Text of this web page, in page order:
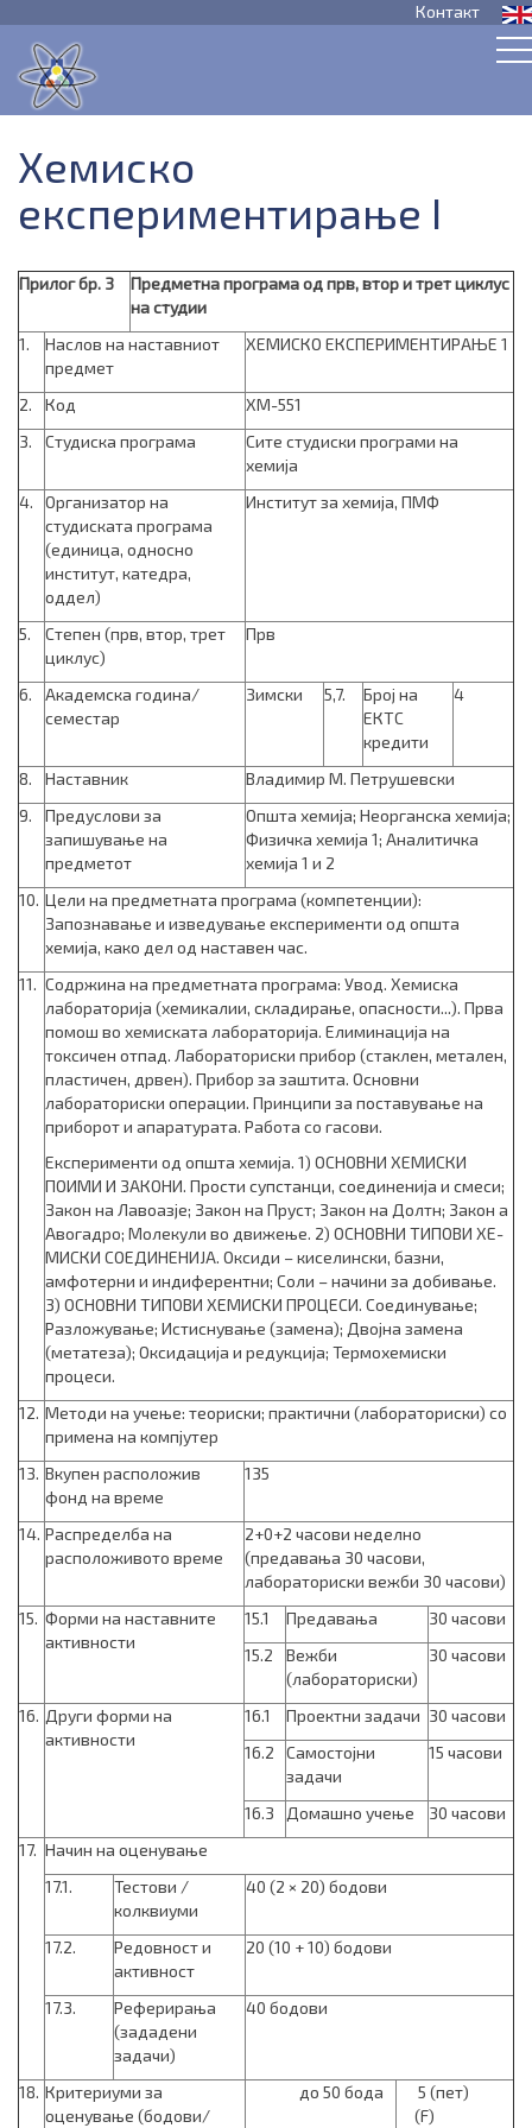
Контакт
Хемиско
експериментирање I
Прилог бр. 3
Предметна програма од прв, втор и трет циклус
на студии
1.
Наслов на нaставниот
предмет
ХЕМИСКО ЕКСПЕРИМЕНТИРАЊЕ 1
2. Код
ХМ-551
3.
Студиска програма
Сите студиски програми на
хемија
4.
Организатор на
студиската програма
(единица, односно
институт, катедра,
оддел)
Институт за хемија, ПМФ
5.
Степен (прв, втор, трет
циклус)
Прв
6.
Академска година/
семестар
Зимски 5,7.
Број на
ЕКТС
кредити
4
8. Наставник
Владимир М. Петрушевски
9.
Предуслови за
запишување на
предметот
Општа хемија; Неорганска хемија;
Физичка хемија 1; Аналитичка
хемија 1 и 2
10. Цели на предметната програма (компетенции):
Запознавање и изведување експе­ри­менти од општа
хемија, како дел од наставен час.
11. Содржина на предметната програма: Увод. Хемиска
лабораторија (хемикалии, складирање, опас­ности...). Прва
помош во хемиската лабораторија. Елиминација на
токсичен отпад. Лабораториски прибор (стаклен, метален,
пластичен, дрвен). Прибор за заштита. Основни
лабораториски операции. Принципи за поставување на
приборот и апарату­рата. Работа со гасови.
Експерименти од општа хемија. 1) ОСНОВНИ ХЕМИСКИ
ПОИМИ И ЗАКОНИ. Прости супстанци, соединенија и смеси;
Закон на Лавоазје; Закон на Пруст; Закон на Долтн; Закон а
Авогадро; Молекули во движење. 2) ОСНОВНИ ТИПОВИ ХЕ­
МИС­КИ СОЕДИНЕНИЈА. Оксиди – киселински, базни,
амфотерни и индиферентни; Соли – начини за добивање.
3) ОСНОВНИ ТИПОВИ ХЕМИСКИ ПРОЦЕСИ. Соединување;
Разложување; Истиснување (замена); Двојна замена
(метатеза); Оксидација и редукција; Термохемиски
процеси.
12. Методи на учење: теориски; практични (лабораториски) со
примена на компјутер
13. Вкупен расположив
фонд на време
135
14. Распределба на
расположивото време
2+0+2 часови неделно
(предавања 30 часови,
лабораториски вежби 30 часови)
15. Форми на наставните
активности
15.1 Предавања
30 часови
15.2
Вежби
(лабораториски)
30 часови
16. Други форми на
активности
16.1 Проектни задачи 30 часови
16.2
Самостојни
задачи
15 часови
16.3 Домашно учење
30 часови
17. Начин на оценување
17.1.
Тестови /
колквиуми
40 (2 × 20) бодови
17.2.
Редовност и
активност
20 (10 + 10) бодови
17.3.
Реферирања
(зададени
задачи)
40 бодови
18. Критериуми за
оценување (бодови/
до 50 бода
5 (пет)
(F)